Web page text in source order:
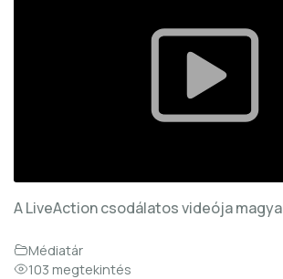
A LiveAction csodálatos videója
Médiatár
103 megtekintés